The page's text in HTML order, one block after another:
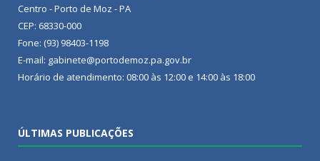
Centro - Porto de Moz - PA
CEP: 68330-000
Fone: (93) 98403-1198
E-mail: gabinete@portodemoz.pa.gov.br
Horário de atendimento: 08:00 às 12:00 e 14:00 às 18:00
ÚLTIMAS PUBLICAÇÕES